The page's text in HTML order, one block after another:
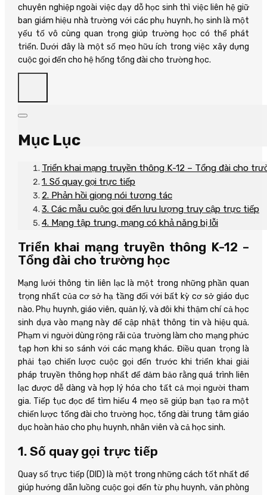
chuyên nghiệp ngoài việc dạy dỗ học sinh thì việc liên hệ giữ
ban giám hiệu nhà trường với các phụ huynh, họ sinh là một
yếu tố vô cùng quan trọng giúp trường học có thể phát
triển. Dưới đây là một số mẹo hữu ích trong việc xây dựng
cuộc gọi đến cho hệ hống tổng đài cho trường học.
Mục Lục
Triển khai mạng truyền thông K-12 – Tổng đài cho
1. Số quay gọi trực tiếp
2. Phản hồi giọng nói tương tác
3. Các mẫu cuộc gọi đến lưu lượng truy cập trực tiếp
4. Mạng tập trung, mạng có khả năng bị lỗi
Triển khai mạng truyền thông K-12 –
Tổng đài cho trường học
Mạng lưới thông tin liên lạc là một trong những phần quan
trọng nhất của cơ sở hạ tầng đối với bất kỳ cơ sở giáo dục
nào. Phụ huynh, giáo viên, quản lý, và đôi khi thậm chí cả học
sinh dựa vào mạng này để cập nhật thông tin và hiệu quả.
Phạm vi người dùng rộng rãi của trường làm cho mạng phức
tạp hơn khi so sánh với các mạng khác. Điều quan trọng là
phải tạo chiến lược cuộc gọi đến trước khi triển khai giải
pháp truyền thông hợp nhất để đảm bảo rằng quá trình liên
lạc được dễ dàng và hợp lý hóa cho tất cả mọi người tham
gia. Tiếp tục đọc để tìm hiểu 4 mẹo sẽ giúp bạn tạo ra một
chiến lược tổng đài cho trường học, tổng đài trung tâm giáo
dục hoàn hảo cho phụ huynh, nhân viên và cả học sinh.
1. Số quay gọi trực tiếp
Quay số trực tiếp (DID) là một trong những cách tốt nhất để
giúp hướng dẫn luồng cuộc gọi đến từ phụ huynh, văn phòng